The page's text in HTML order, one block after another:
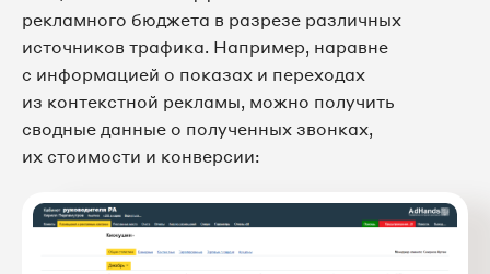
рекламного бюджета в разрезе различных
источников трафика. Например, наравне
с информацией о показах и переходах
из контекстной рекламы, можно получить
сводные данные о полученных звонках,
их стоимости и конверсии: